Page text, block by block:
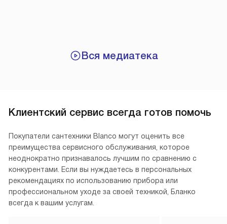
Вся медиатека
Клиентский сервис всегда готов помочь
Покупатели сантехники Blanco могут оценить все
преимущества сервисного обслуживания, которое
неоднократно признавалось лучшим по сравнению с
конкурентами. Если вы нуждаетесь в персональных
рекомендациях по использованию прибора или
профессиональном уходе за своей техникой, Бланко
всегда к вашим услугам.